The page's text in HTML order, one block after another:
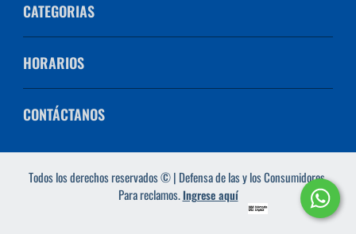
CATEGORIAS
HORARIOS
CONTÁCTANOS
Todos los derechos reservados © | Defensa de las y los Consumidores.
Para reclamos.Ingrese aquí